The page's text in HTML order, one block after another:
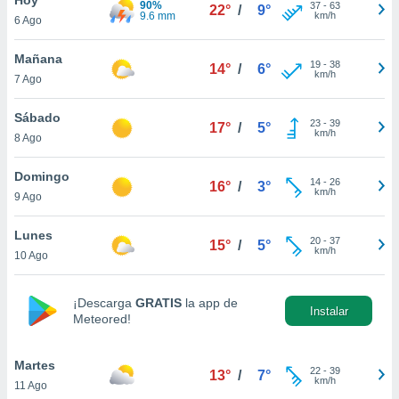
en
más
nuestra
de
aceptar
de
6 Ago
90%
9.6 mm
22° / 9° 37- 63
km/h
Mañana
7 Ago
14° / 6° 19- 38
km/h
Sábado
8 Ago
17° / 5° 23- 39
km/h
Domingo
9 Ago
16° / 3° 14- 26
km/h
Lunes
10 Ago
15° / 5° 20- 37
km/h
¡Descarga GRATIS la app de
Meteored!
Instalar
Martes
11 Ago
13° / 7° 22- 39
km/h